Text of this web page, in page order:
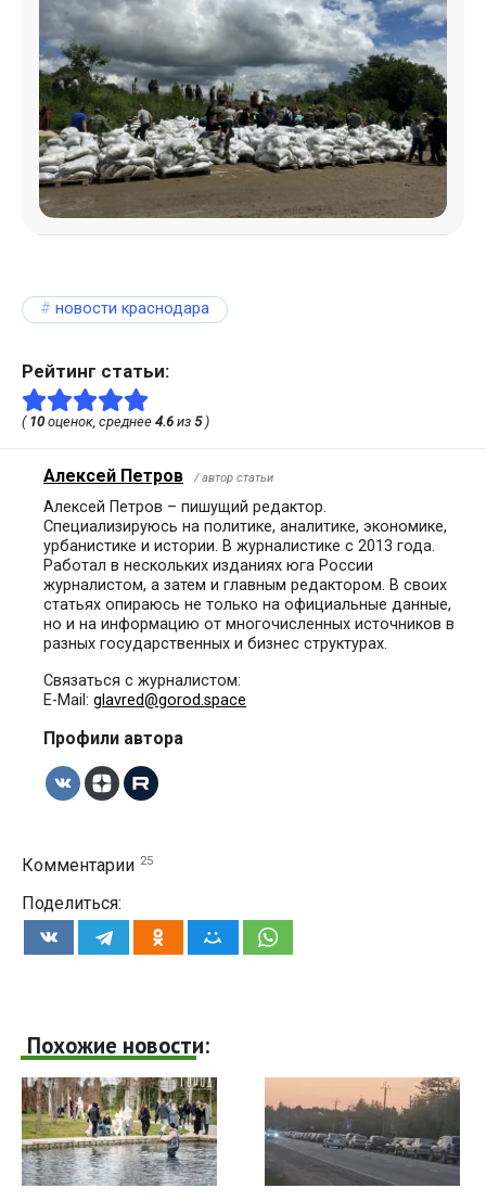
новости краснодара
Рейтинг статьи:
( 10 оценок, среднее 4.6 из 5)
Алексей Петров / автор статьи
Алексей Петров – пишущий редактор.
Специализируюсь на политике, аналитике, экономике,
урбанистике и истории. В журналистике с 2013 года.
Работал в нескольких изданиях юга России
журналистом, а затем и главным редактором. В своих
статьях опираюсь не только на официальные данные,
но и на информацию от многочисленных источников в
разных государственных и бизнес структурах.
Связаться с журналистом:
E-Mail: glavred@gorod.space
Профили автора
Комментарии 25
Поделиться:
Похожие новости: